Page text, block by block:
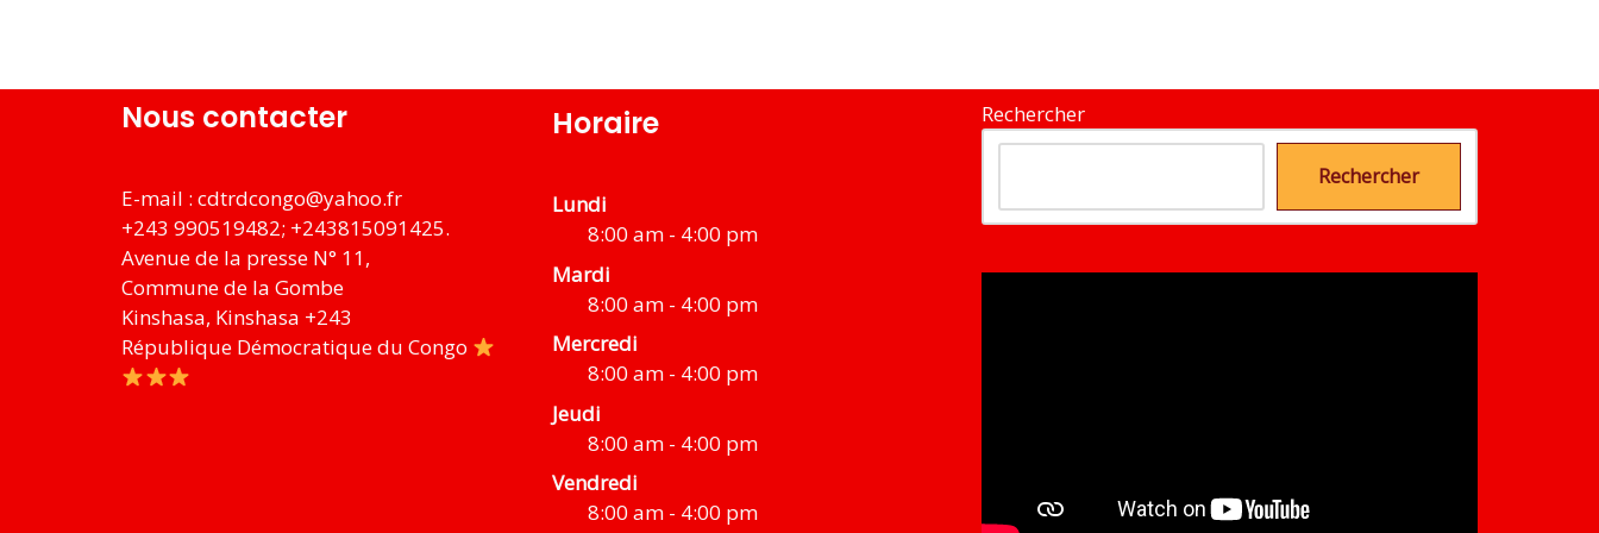
Nous contacter
E-mail : cdtrdcongo@yahoo.fr
+243 990519482; +243815091425.
Avenue de la presse N° 11,
Commune de la Gombe
Kinshasa, Kinshasa +243
République Démocratique du Congo
Horaire
Lundi
8:00 am - 4:00 pm
Mardi
8:00 am - 4:00 pm
Mercredi
8:00 am - 4:00 pm
Jeudi
8:00 am - 4:00 pm
Vendredi
8:00 am - 4:00 pm
Rechercher
Rechercher